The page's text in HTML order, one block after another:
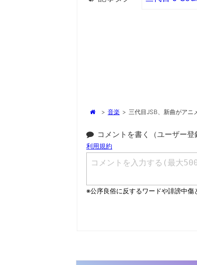
> 音楽 > 三代目JSB、新曲がアニ
コメントを書く（ユーザー登